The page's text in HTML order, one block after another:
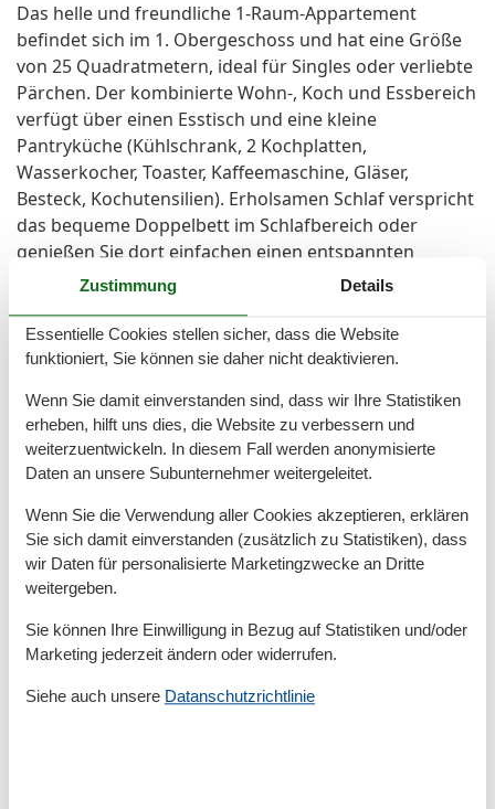
Das helle und freundliche 1-Raum-Appartement
befindet sich im 1. Obergeschoss und hat eine Größe
von 25 Quadratmetern, ideal für Singles oder verliebte
Pärchen. Der kombinierte Wohn-, Koch und Essbereich
verfügt über einen Esstisch und eine kleine
Pantryküche (Kühlschrank, 2 Kochplatten,
Wasserkocher, Toaster, Kaffeemaschine, Gläser,
Besteck, Kochutensilien). Erholsamen Schlaf verspricht
das bequeme Doppelbett im Schlafbereich oder
genießen Sie dort einfachen einen entspannten
Fernsehabend. Im Badezimmer sind Dusche, ein WC
Damit Sie Ihre wohlverdiente Urlaubszeit bereits am
Ihrer Buchung automatisch ein Wäschepaket für Sie
hinzugebucht. In diesem Fall ist das Bett für Sie und
das für Ihre lieben Mitreisenden bereits bezogen und
ein Duschtuch sowie ein kleines Handtuch liegen
bereit.
Auch Ihr geliebter Vierbeiner ist hier recht herzlich
willkommen. Während Ihrer Urlaubszeit steht Ihnen
ein kostenfreier WLAN-Zugang zur Verfügung. Nutzen
Sie für Ihre Fahrräder den gemeinschaftlichen
Zustimmung Details
Essentielle Cookies stellen sicher, dass die Website
funktioniert, Sie können sie daher nicht deaktivieren.
Wenn Sie damit einverstanden sind, dass wir Ihre Statistiken
erheben, hilft uns dies, die Website zu verbessern und
weiterzuentwickeln. In diesem Fall werden anonymisierte
Daten an unsere Subunternehmer weitergeleitet.
Wenn Sie die Verwendung aller Cookies akzeptieren, erklären
Sie sich damit einverstanden (zusätzlich zu Statistiken), dass
wir Daten für personalisierte Marketingzwecke an Dritte
weitergeben.
Sie können Ihre Einwilligung in Bezug auf Statistiken und/oder
Marketing jederzeit ändern oder widerrufen.
Siehe auch unsere Datanschutzrichtlinie